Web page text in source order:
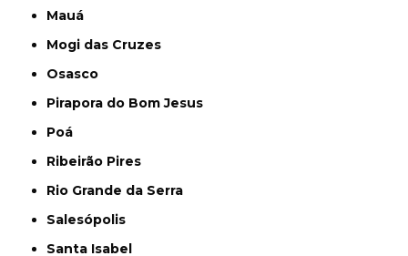
Mauá
Mogi das Cruzes
Osasco
Pirapora do Bom Jesus
Poá
Ribeirão Pires
Rio Grande da Serra
Salesópolis
Santa Isabel